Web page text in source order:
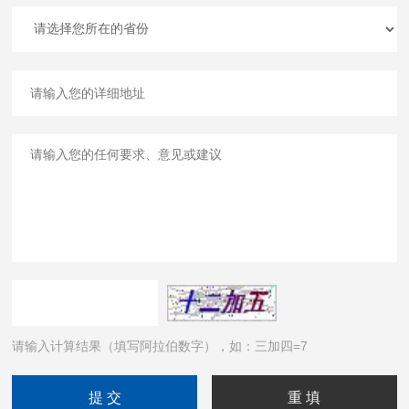
请输入计算结果（填写阿拉伯数字），如：三加四=7